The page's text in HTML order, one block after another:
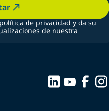
de privacidad y da su
de nuestra